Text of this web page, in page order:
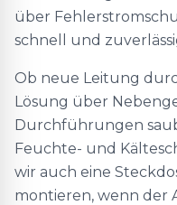
über
schnell und
Ob neue Leitung
Lösung über
Durchführungen
Feuchte- und
wir auch eine
montieren, wenn der